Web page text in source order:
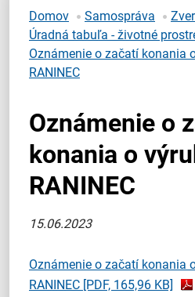
Samospráva
Miestny úrad
O Lamači
Domov Samospráva
Úradná tabuľa - životné
Oznámenie o začatí konania
RANINEC
Oznámenie o
konania o
RANINEC
15.06.2023
Oznámenie o začatí konania
RANINEC [PDF, 165,96 KB]